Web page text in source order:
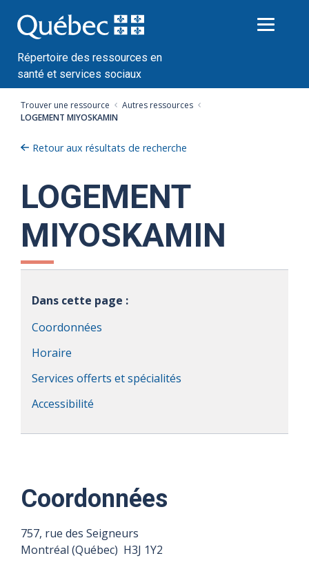
au
contenu
Répertoire des ressources en
santé et services sociaux
Trouver une ressource
Autres ressources
LOGEMENT MIYOSKAMIN
Retour aux résultats de recherche
LOGEMENT
MIYOSKAMIN
Dans cette page :
Coordonnées
Horaire
Services offerts et spécialités
Accessibilité
Coordonnées
757, rue des Seigneurs
Montréal (Québec) H3J 1Y2